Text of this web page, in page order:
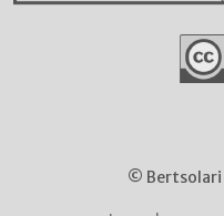
© Bertsolari